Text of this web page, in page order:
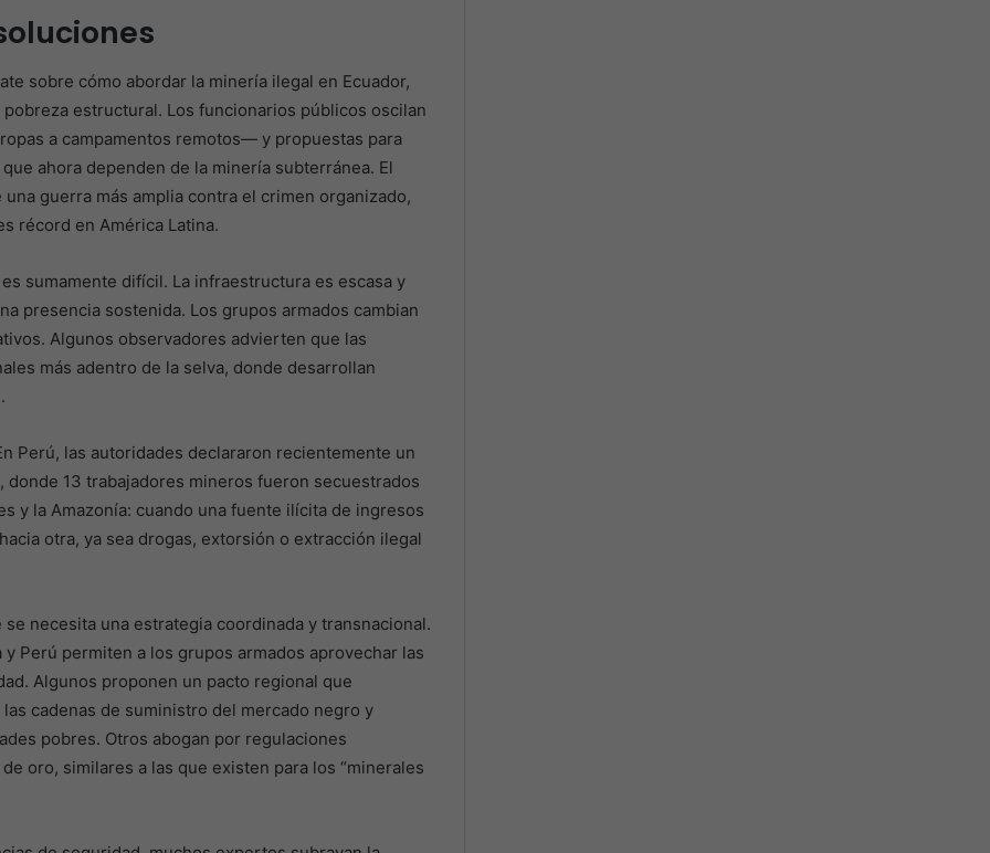
sobre cómo abordar la minería ilegal en Ecuador,
estructural. Los funcionarios públicos oscilan
a campamentos remotos— y propuestas para
ahora dependen de la minería subterránea. El
guerra más amplia contra el crimen organizado,
récord en América Latina.
sumamente difícil. La infraestructura es escasa y
presencia sostenida. Los grupos armados cambian
Algunos observadores advierten que las
más adentro de la selva, donde desarrollan
Perú, las autoridades declararon recientemente un
13 trabajadores mineros fueron secuestrados
y la Amazonía: cuando una fuente ilícita de ingresos
otra, ya sea drogas, extorsión o extracción ilegal
necesita una estrategia coordinada y transnacional.
Perú permiten a los grupos armados aprovechar las
Algunos proponen un pacto regional que
cadenas de suministro del mercado negro y
pobres. Otros abogan por regulaciones
oro, similares a las que existen para los “minerales